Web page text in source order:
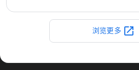
浏览更多 open_in_new